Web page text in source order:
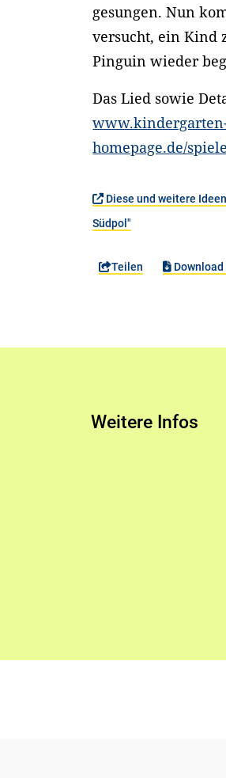
gesungen. Nun
versucht, ein Kind
Pinguin wieder
Das Lied sowie
homepage.de/
Diese und weitere
Südpol"
Teilen Download
Weitere Infos